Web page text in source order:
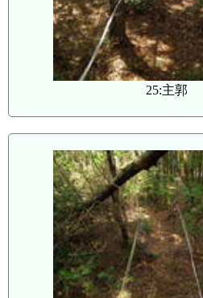
25:主郭